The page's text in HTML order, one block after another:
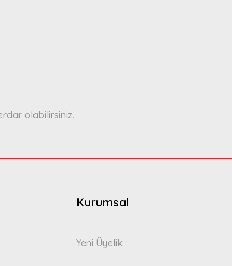
olabilirsiniz.
Kurumsal
Yeni Üyelik